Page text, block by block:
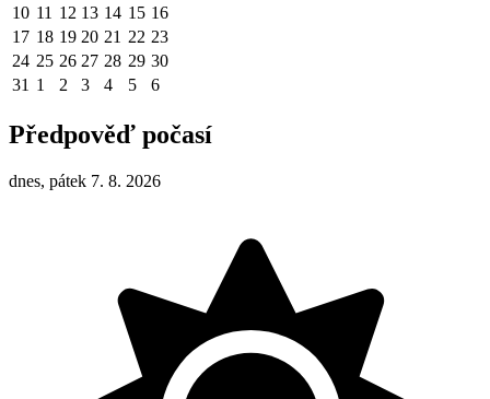
10 11 12 13 14 15 16
17 18 19 20 21 22 23
24 25 26 27 28 29 30
31 1 2 3 4 5 6
Předpověď počasí
dnes, pátek 7. 8. 2026